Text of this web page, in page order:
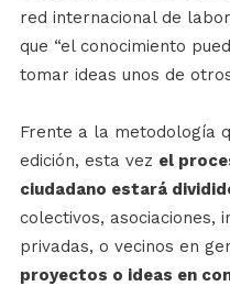
red internacional de
que “el conocimiento
tomar ideas unos de
Frente a la metodología
edición, esta vez el
ciudadano estará
colectivos, asociaciones,
privadas, o vecinos en
proyectos o ideas en